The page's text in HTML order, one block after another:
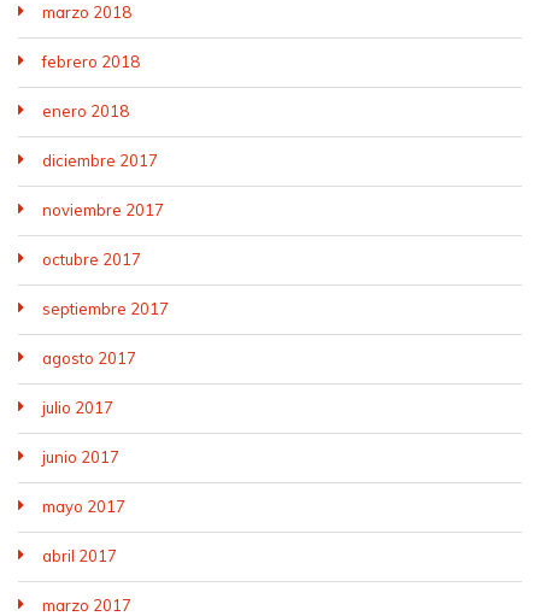
marzo 2018
febrero 2018
enero 2018
diciembre 2017
noviembre 2017
octubre 2017
septiembre 2017
agosto 2017
julio 2017
junio 2017
mayo 2017
abril 2017
marzo 2017